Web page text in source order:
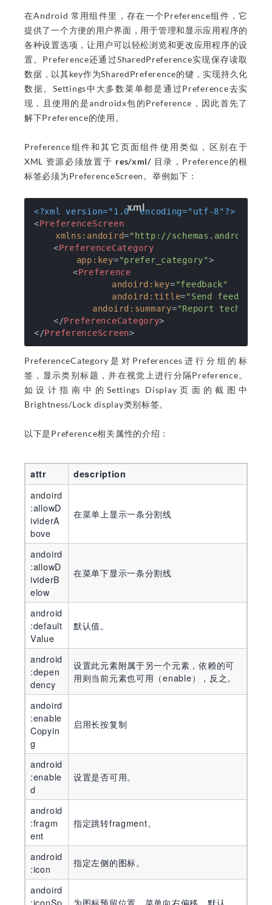
在Android 常用组件里，存在一个Preference组件，它
提供了一个方便的用户界面，用于管理和显示应用程序的
各种设置选项，让用户可以轻松浏览和更改应用程序的设
置。Preference还通过SharedPreference实现保存读取
数据，以其key作为SharedPreference的键，实现持久化
数据。Settings中大多数菜单都是通过Preference去实
现，且使用的是androidx包的Preference，因此首先了
解下Preference的使用。
Preference组件和其它页面组件使用类似，区别在于
XML 资源必须放置于 res/xml/目录，Preference的根
标签必须为PreferenceScreen。举例如下：
<?xml version="1.0" encoding="utf-8"?>
<PreferenceScreen
xmlns:andoird="http://
<PreferenceCategory
app:key="prefer_category">
<Preference
andoird:key="feedback"
andoird:title="Send feedback"
andoird:summary="Report technical
</PreferenceCategory>
</PreferenceScreen>
PreferenceCategory是对Preferences进行分组的标
签，显示类别标题，并在视觉上进行分隔Preference。
如设计指南中的Settings Display页面的截图中
Brightness/Lock display类别标签。
以下是Preference相关属性的介绍：
attr description
andoird
:allowD
ividerA
bove
在菜单上显示一条分割线
andoird
:allowD
ividerB
elow
在菜单下显示一条分割线
android
:default
Value
默认值。
android
:depen
dency
设置此元素附属于另一个元素，依赖的可
用则当前元素也可用（enable），反之。
andoird
:enable
Copyin
g
启用长按复制
android
:enable
d
设置是否可用。
android
:fragm
ent
指定跳转fragment。
android
:icon
指定左侧的图标。
andoird
:iconSp
为图标预留位置，菜单向右偏移，默认